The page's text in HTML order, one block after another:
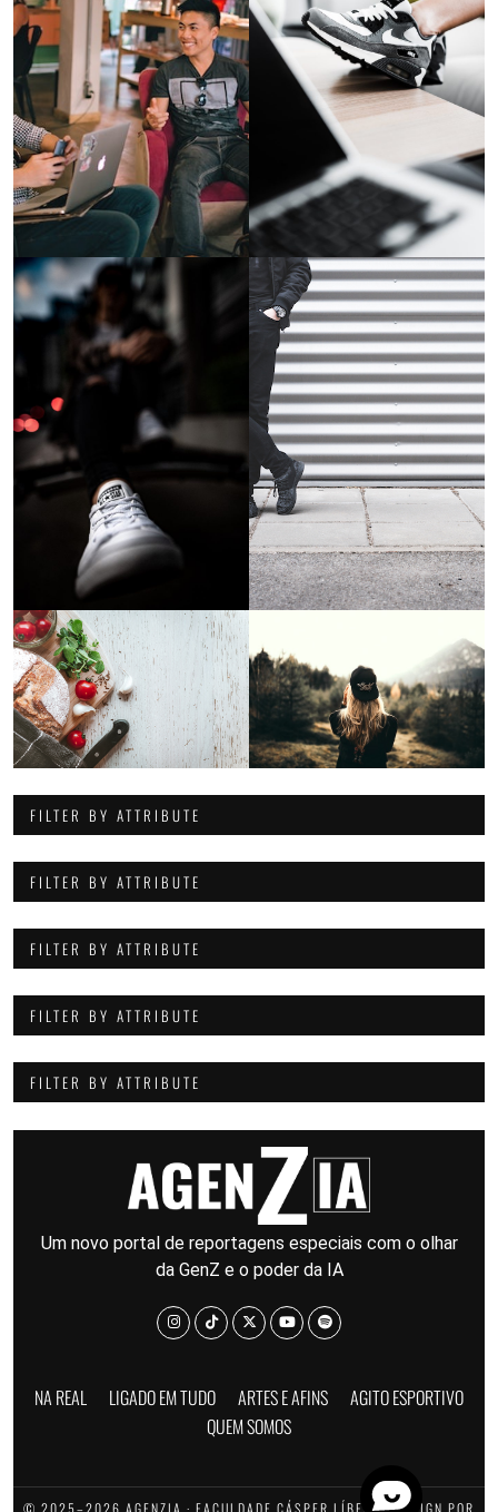
FILTER BY ATTRIBUTE
FILTER BY ATTRIBUTE
FILTER BY ATTRIBUTE
FILTER BY ATTRIBUTE
FILTER BY ATTRIBUTE
Um novo portal de reportagens especiais com o olhar
da GenZ e o poder da IA
NA REAL LIGADO EM TUDO ARTES E AFINS
AGITO ESPORTIVO
QUEM SOMOS
© 2025–2026 AGENZIA · FACULDADE CÁSPER LÍBERO · DESIGN POR